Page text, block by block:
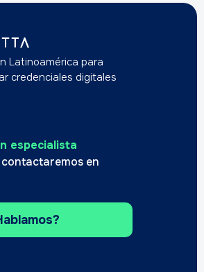
Latinoamérica para
credenciales digitales
especialista
contactaremos en